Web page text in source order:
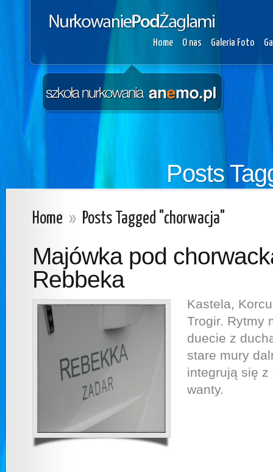
Home O nas Galeria Foto
Posts
Home » Posts Tagged "chorwacja"
Majówka pod
Rebbeka
Kastela,
Trogir. Rytmy
duecie z
stare mury
integrują się z
wanty.